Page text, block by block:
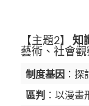
【主題2】 知
藝術、社會觀
制度基因 ：
區判 ：以漫